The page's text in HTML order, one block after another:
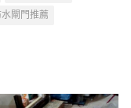
水閘門推薦